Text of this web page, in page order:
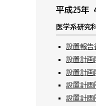
平成25年
医学系研究
設置報告
設置計画
設置計画
設置計画
設置計画